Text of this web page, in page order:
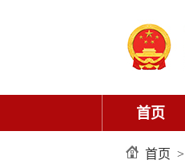
首页
首页 >